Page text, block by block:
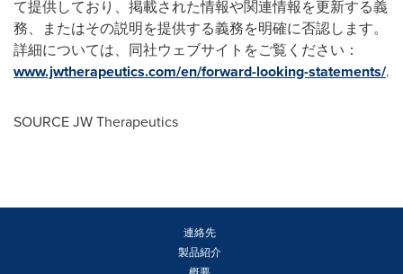
て提供しており、掲載された情報や関連情報を更新する義
務、またはその説明を提供する義務を明確に否認します。
詳細については、同社ウェブサイトをご覧ください：
www.jwtherapeutics.com/en/forward-looking-statements/.
SOURCE JW Therapeutics
連絡先
製品紹介